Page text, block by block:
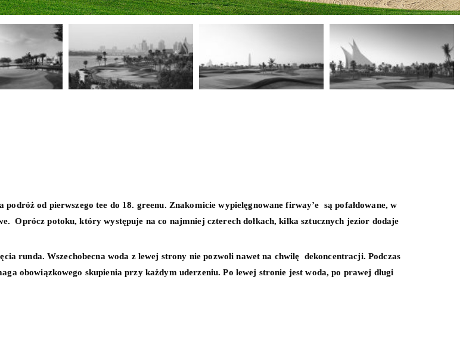
od pierwszego tee do 18. greenu. Znakomicie wypielęgnowane firway’e są pofałdowane, w
Oprócz potoku, który występuje na co najmniej czterech dołkach, kilka sztucznych jezior dodaje
runda. Wszechobecna woda z lewej strony nie pozwoli nawet na chwilę dekoncentracji. Podczas
obowiązkowego skupienia przy każdym uderzeniu. Po lewej stronie jest woda, po prawej długi